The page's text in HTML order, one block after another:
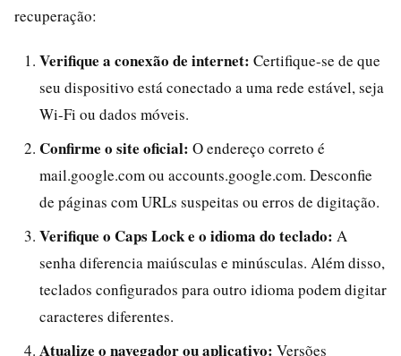
recuperação:
Verifique a conexão de internet: Certifique-se de que
seu dispositivo está conectado a uma rede estável, seja
Wi-Fi ou dados móveis.
Confirme o site oficial: O endereço correto é
mail.google.com ou accounts.google.com. Desconfie
de páginas com URLs suspeitas ou erros de digitação.
Verifique o Caps Lock e o idioma do teclado: A
senha diferencia maiúsculas e minúsculas. Além disso,
teclados configurados para outro idioma podem digitar
caracteres diferentes.
Atualize o navegador ou aplicativo: Versões